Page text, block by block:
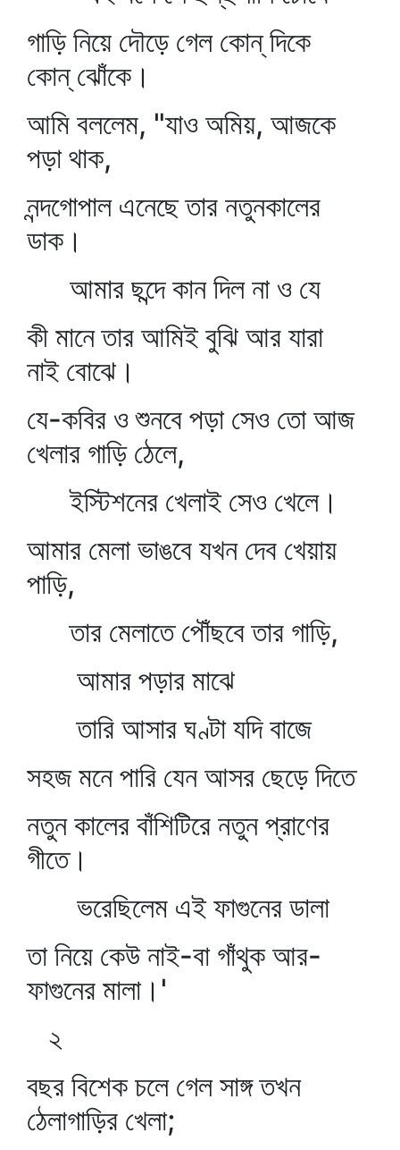
গাড়ি নিয়ে দৌড়ে গেল কোন্‌ দিকে
কোন্‌ ঝোঁকে।
আমি বললেম, "যাও অমিয়, আজকে
পড়া থাক,
নন্দগোপাল এনেছে তার নতুনকালের
ডাক।
আমার ছন্দে কান দিল না ও যে
কী মানে তার আমিই বুঝি আর যারা
নাই বোঝে।
যে-কবির ও শুনবে পড়া সেও তো আজ
খেলার গাড়ি ঠেলে,
ইস্টিশনের খেলাই সেও খেলে।
আমার মেলা ভাঙবে যখন দেব খেয়ায়
পাড়ি,
তার মেলাতে পৌঁছবে তার গাড়ি,
আমার পড়ার মাঝে
তারি আসার ঘণ্টা যদি বাজে
সহজ মনে পারি যেন আসর ছেড়ে দিতে
নতুন কালের বাঁশিটিরে নতুন প্রাণের
গীতে।
ভরেছিলেম এই ফাগুনের ডালা
তা নিয়ে কেউ নাই-বা গাঁথুক আর-
ফাগুনের মালা।'
২
বছর বিশেক চলে গেল সাঙ্গ তখন
ঠেলাগাড়ির খেলা;